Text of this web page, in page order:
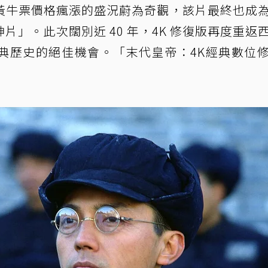
票價格瘋漲的盛況蔚為奇觀，該片最終也成
」。此次闊別近 40 年，4K 修復版再度重返
歷史的絕佳機會。「末代皇帝：4K經典數位